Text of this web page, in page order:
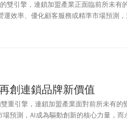
雙引擎，連鎖加盟產業正面臨前所未有
效率、優化顧客服務或精準市場預測
轉型，台灣連鎖暨加盟協會（TCFA）日
創連鎖品牌新價值
重引擎，連鎖加盟產業面對前所未有的
預測，AI成為驅動創新的核心力量，而
轉型，台灣連鎖暨加盟協會26日舉辦